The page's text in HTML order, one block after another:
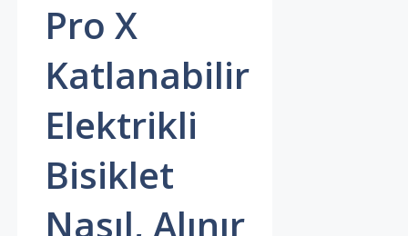
Pro X
Katlanabilir
Elektrikli
Bisiklet
Nasıl, Alınır